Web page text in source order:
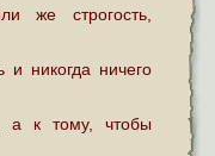
же строгость,
и никогда ничего
а к тому, чтобы